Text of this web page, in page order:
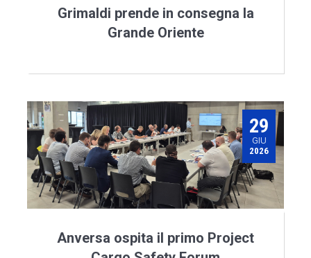
Grimaldi prende in consegna la
Grande Oriente
29
GIU
2026
Anversa ospita il primo Project